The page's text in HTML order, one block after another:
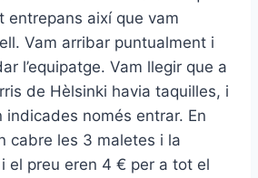
entrepans així que vam
Vam arribar puntualment i
l’equipatge. Vam llegir que a
de Hèlsinki havia taquilles, i
indicades només entrar. En
cabre les 3 maletes i la
el preu eren 4 € per a tot el